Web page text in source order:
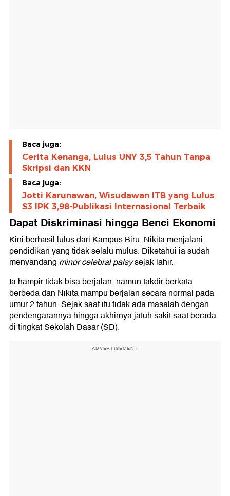
Baca juga:
Cerita Kenanga, Lulus UNY 3,5 Tahun Tanpa
Skripsi dan KKN
Baca juga:
Jotti Karunawan, Wisudawan ITB yang Lulus
S3 IPK 3,98-Publikasi Internasional Terbaik
Dapat Diskriminasi hingga Benci Ekonomi
Kini berhasil lulus dari Kampus Biru, Nikita menjalani
pendidikan yang tidak selalu mulus. Diketahui ia sudah
menyandang minor celebral palsysejak lahir.
Ia hampir tidak bisa berjalan, namun takdir berkata
berbeda dan Nikita mampu berjalan secara normal pada
umur 2 tahun. Sejak saat itu tidak ada masalah dengan
pendengarannya hingga akhirnya jatuh sakit saat berada
di tingkat Sekolah Dasar (SD).
ADVERTISEMENT